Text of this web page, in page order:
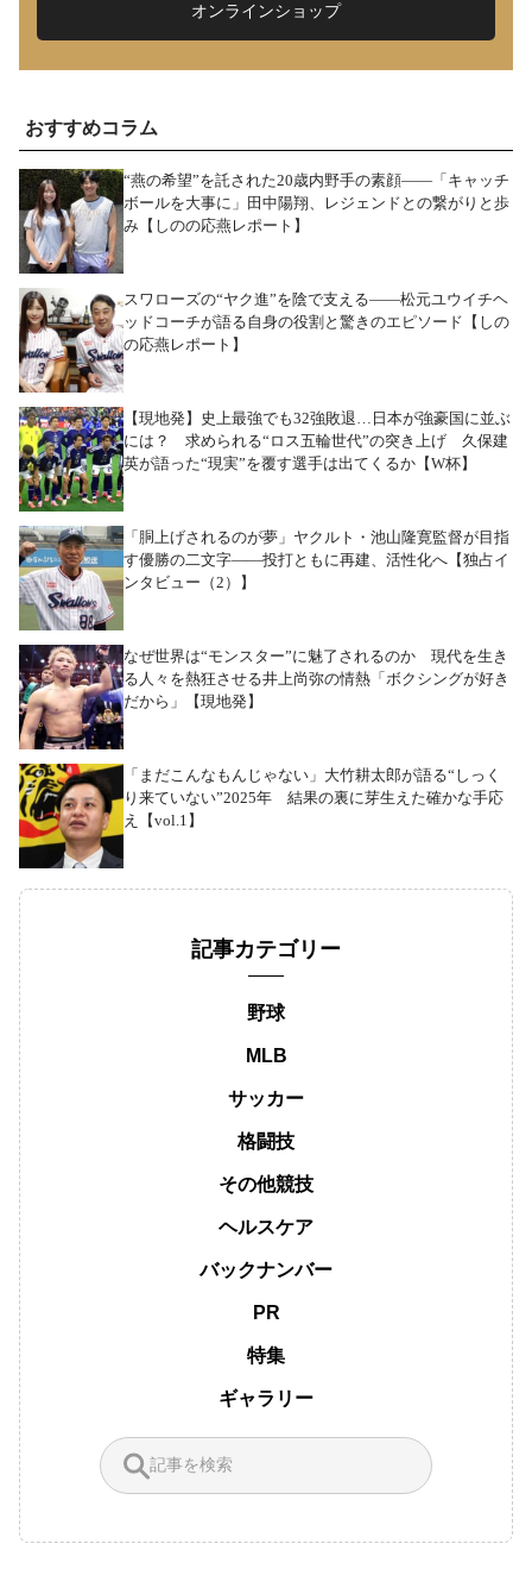
オンラインショップ
おすすめコラム
“燕の希望”を託された20歳内野手の素顔――「キャッチ
ボールを大事に」田中陽翔、レジェンドとの繋がりと歩
み【しのの応燕レポート】
スワローズの“ヤク進”を陰で支える――松元ユウイチヘ
ッドコーチが語る自身の役割と驚きのエピソード【しの
の応燕レポート】
【現地発】史上最強でも32強敗退…日本が強豪国に並ぶ
には？ 求められる“ロス五輪世代”の突き上げ 久保建
英が語った“現実”を覆す選手は出てくるか【W杯】
「胴上げされるのが夢」ヤクルト・池山隆寛監督が目指
す優勝の二文字――投打ともに再建、活性化へ【独占イ
ンタビュー（2）】
なぜ世界は“モンスター”に魅了されるのか 現代を生き
る人々を熱狂させる井上尚弥の情熱「ボクシングが好き
だから」【現地発】
「まだこんなもんじゃない」大竹耕太郎が語る“しっく
り来ていない”2025年 結果の裏に芽生えた確かな手応
え【vol.1】
記事カテゴリー
野球
MLB
サッカー
格闘技
その他競技
ヘルスケア
バックナンバー
PR
特集
ギャラリー